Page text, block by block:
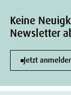
Keine
Newsletter
Jetzt